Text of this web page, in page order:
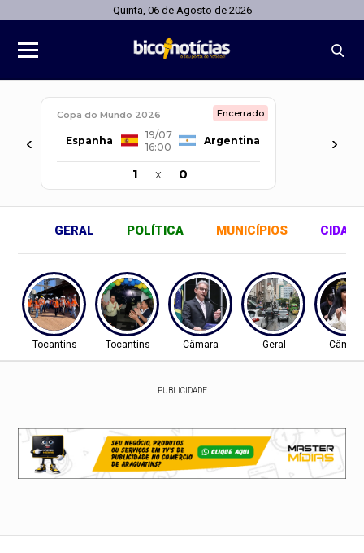
Quinta, 06 de Agosto de 2026
‹
Copa do Mundo 2026 Encerrado
Espanha
19/07
16:00
Argentina
1 x 0
›
GERAL POLÍTICA MUNICÍPIOS
Tocantins Tocantins Câmara Geral
PUBLICIDADE